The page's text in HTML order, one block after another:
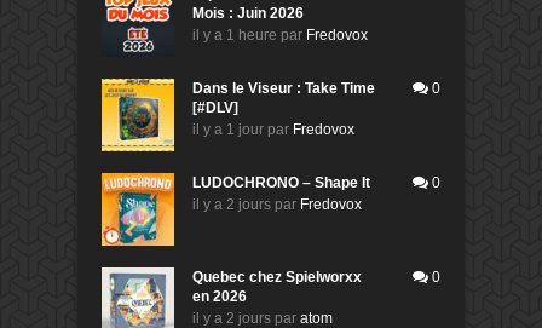
Mois : Juin 2026
il y a 1 heure par Fredovox
Dans le Viseur : Take Time
[#DLV]
il y a 1 jour par Fredovox
0
LUDOCHRONO – Shape It
il y a 2 jours par Fredovox
0
Quebec chez Spielworxx
en 2026
il y a 2 jours par atom
0